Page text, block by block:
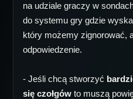
na udziale graczy w
do systemu gry gdzie
który możemy zignorować,
odpowiedzenie.
- Jeśli chcą stworzyć
się czołgów to muszą